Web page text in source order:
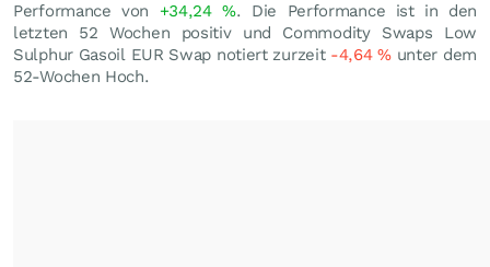
Performance von +34,24%. Die Performance ist in den
letzten 52 Wochen positiv und Commodity Swaps Low
Sulphur Gasoil EUR Swap notiert zurzeit -4,64%unter dem
52-Wochen Hoch.